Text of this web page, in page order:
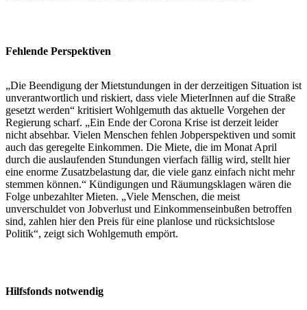
Fehlende Perspektiven
„Die Beendigung der Mietstundungen in der derzeitigen Situation ist
unverantwortlich und riskiert, dass viele MieterInnen auf die Straße
gesetzt werden“ kritisiert Wohlgemuth das aktuelle Vorgehen der
Regierung scharf. „Ein Ende der Corona Krise ist derzeit leider
nicht absehbar. Vielen Menschen fehlen Jobperspektiven und somit
auch das geregelte Einkommen. Die Miete, die im Monat April
durch die auslaufenden Stundungen vierfach fällig wird, stellt hier
eine enorme Zusatzbelastung dar, die viele ganz einfach nicht mehr
stemmen können.“ Kündigungen und Räumungsklagen wären die
Folge unbezahlter Mieten. „Viele Menschen, die meist
unverschuldet von Jobverlust und Einkommenseinbußen betroffen
sind, zahlen hier den Preis für eine planlose und rücksichtslose
Politik“, zeigt sich Wohlgemuth empört.
Hilfsfonds notwendig